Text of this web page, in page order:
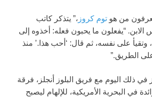
من هو توم كروز ،” يتذكر كاتب
الابن. “يفعلون ما يحبون فعله: أخذوه إلى
وتقيأ على نفسه، ثم قال: ‘أحب هذا.’ منذ
الطريق.”
ذلك اليوم مع فريق البلوز أنجلز، فرقة
في البحرية الأمريكية، للإلهام ليصبح